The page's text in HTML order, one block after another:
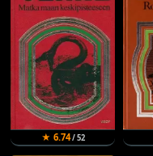
★ 6.74/ 52